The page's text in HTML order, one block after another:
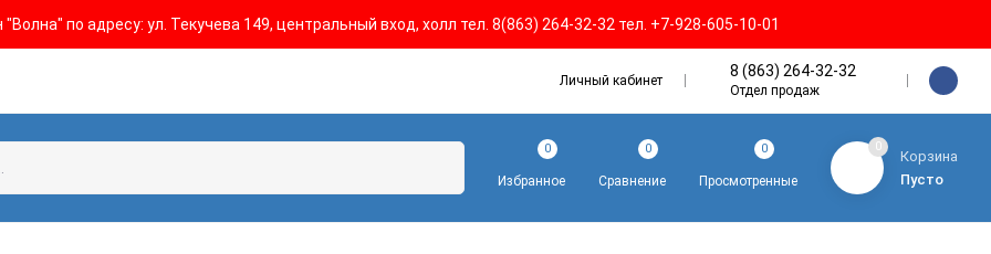
по адресу: ул. Текучева 149, центральный вход, холл тел. 8(863) 264-32-32 тел. +7-928-605-10-01
Личный кабинет
8 (863) 264-32-32
Отдел продаж
Избранное
0
Сравнение
0
Просмотренные
0 0
Корзина
Пусто